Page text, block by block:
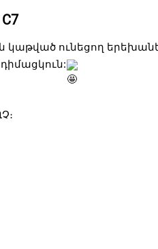
կաթված ունեցող